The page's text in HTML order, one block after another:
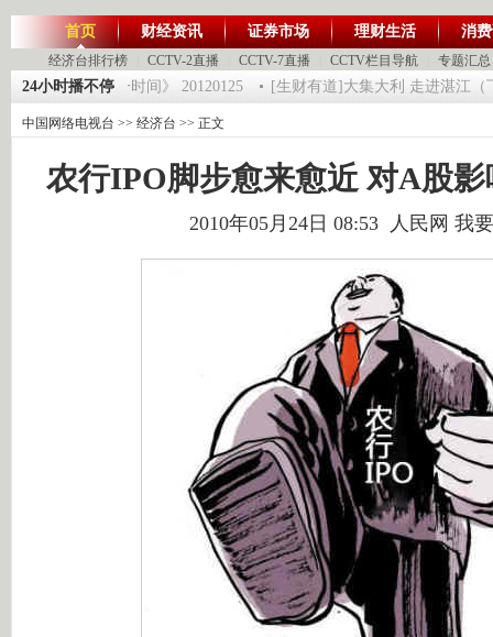
首页
经济台排行榜 CCTV-2直播 CCTV-7直播 CCTV栏目导航 专题汇总
财经资讯 证券市场 理财生活 消
24小时播不停
师 5 《第一时间》 20120125 [生财有道]大集大利 走进湛江（下
中国网络电视台 >> 经济台 >> 正文
农行IPO脚步愈来愈近 对A股
2010年05月24日 08:53 人民网 我